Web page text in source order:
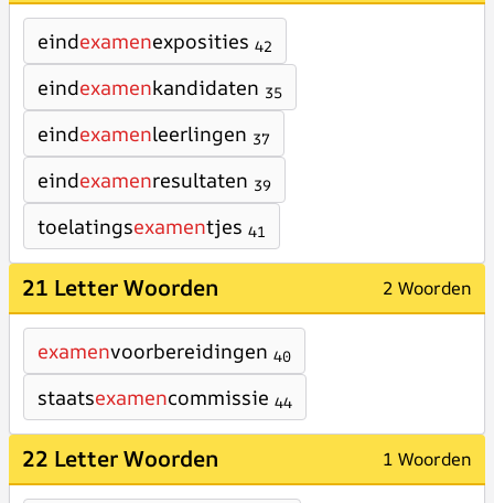
eindexamenexposities 42
eindexamenkandidaten 35
eindexamenleerlingen 37
eindexamenresultaten 39
toelatingsexamentjes 41
21 Letter Woorden 2 Woorden
examenvoorbereidingen 40
staatsexamencommissie 44
22 Letter Woorden 1 Woorden